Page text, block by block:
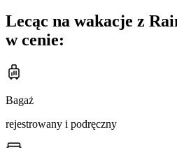
Lecąc na wakacje z
w cenie:
Bagaż
rejestrowany i podręczny